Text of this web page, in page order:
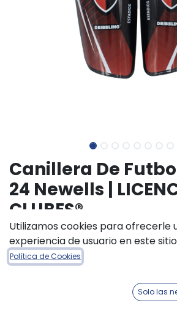
Canillera De
24 Newells |
CLUBES®
(0 reseña)
$11.100,00
Utilizamos cookies para ofrecerle
experiencia de usuario en este
Política de Cookies
Solo las